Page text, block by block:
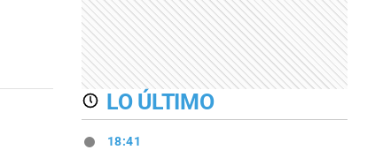
LO ÚLTIMO
18:41